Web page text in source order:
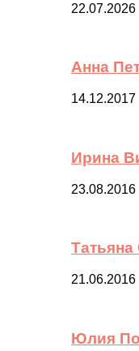
22.07.2026
Анна
14.12.2017
Ирина
23.08.2016
Татьяна
21.06.2016
Юлия